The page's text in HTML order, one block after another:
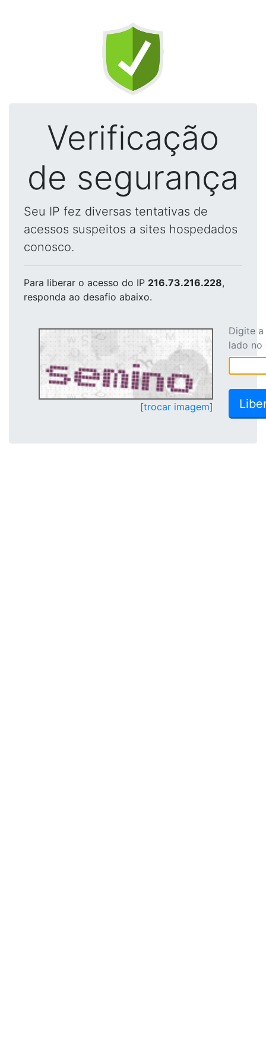
Verificação
de segurança
Seu IP fez diversas tentativas de
acessos suspeitos a sites hospedados
conosco.
Para liberar o acesso do IP 216.73.216.228,
responda ao desafio abaixo.
[trocar imagem]
Digite
lado no